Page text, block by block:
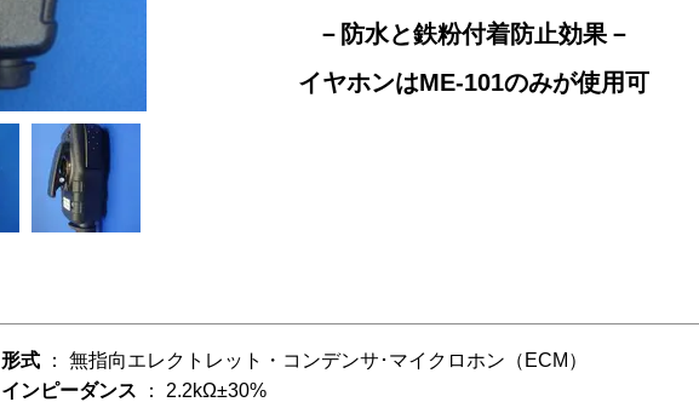
－防水と鉄粉付着防止効果－
イヤホンはME-101のみが使用可
形式 ： 無指向エレクトレット・コンデンサ･マイクロホン（ECM）
インピーダンス ： 2.2kΩ±30%